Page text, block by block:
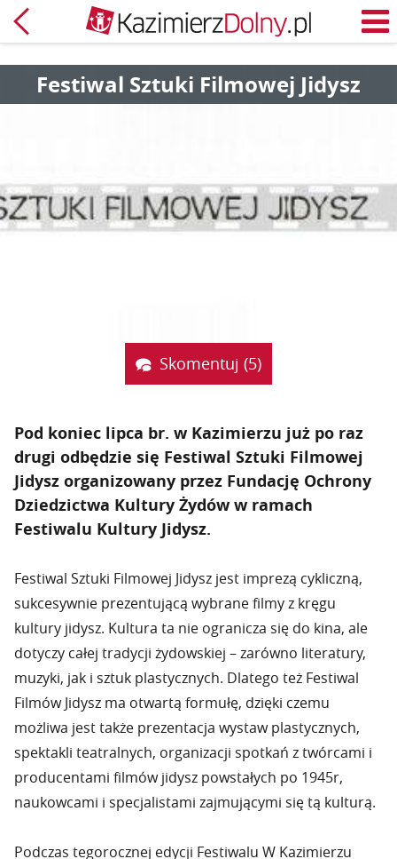
Powrót
Festiwal Sztuki Filmowej Jidysz
Skomentuj (5)
Pod koniec lipca br. w Kazimierzu już po raz
drugi odbędzie się Festiwal Sztuki Filmowej
Jidysz organizowany przez Fundację Ochrony
Dziedzictwa Kultury Żydów w ramach
Festiwalu Kultury Jidysz.
Festiwal Sztuki Filmowej Jidysz jest imprezą cykliczną,
sukcesywnie prezentującą wybrane filmy z kręgu
kultury jidysz. Kultura ta nie ogranicza się do kina, ale
dotyczy całej tradycji żydowskiej – zarówno literatury,
muzyki, jak i sztuk plastycznych. Dlatego też Festiwal
Filmów Jidysz ma otwartą formułę, dzięki czemu
możliwa jest także prezentacja wystaw plastycznych,
spektakli teatralnych, organizacji spotkań z twórcami i
producentami filmów jidysz powstałych po 1945r,
naukowcami i specjalistami zajmującymi się tą kulturą.
Podczas tegorocznej edycji Festiwalu W Kazimierzu